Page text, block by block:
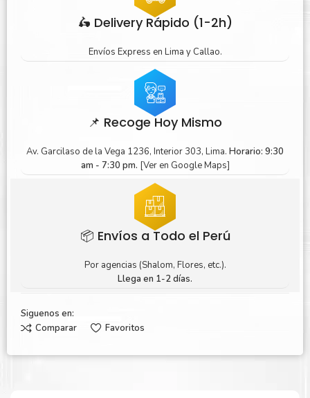
🛵 Delivery Rápido (1-2h)
Envíos Express en Lima y Callao.
📌 Recoge Hoy Mismo
Av. Garcilaso de la Vega 1236, Interior 303, Lima. Horario: 9:30
am - 7:30 pm. [Ver en Google Maps]
📦 Envíos a Todo el Perú
Por agencias (Shalom, Flores, etc.).
Llega en 1-2 días.
Siguenos en:
Comparar
Favoritos